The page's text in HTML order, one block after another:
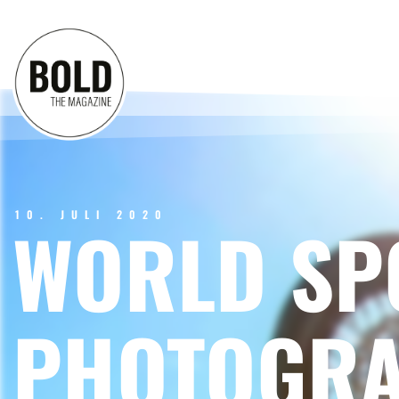
10. JULI 2020
WORLD